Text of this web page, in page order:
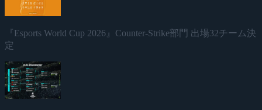
『Esports World Cup 2026』Counter-Strike部門 出場32チーム決
定